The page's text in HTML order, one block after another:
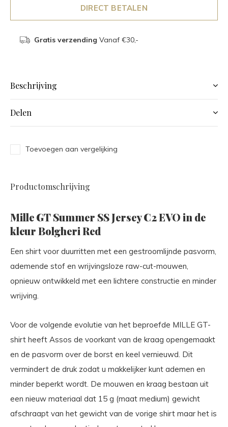
DIRECT BETALEN
Gratis verzending Vanaf €30,-
Beschrijving
Delen
Toevoegen aan vergelijking
Productomschrijving
Mille GT Summer SS Jersey C2 EVO in de
kleur Bolgheri Red
Een shirt voor duurritten met een gestroomlijnde pasvorm,
ademende stof en wrijvingsloze raw-cut-mouwen,
opnieuw ontwikkeld met een lichtere constructie en minder
wrijving.
Voor de volgende evolutie van het beproefde MILLE GT-
shirt heeft Assos de voorkant van de kraag opengemaakt
en de pasvorm over de borst en keel vernieuwd. Dit
vermindert de druk zodat u makkelijker kunt ademen en
minder beperkt wordt. De mouwen en kraag bestaan uit
een nieuw materiaal dat 15 g (maat medium) gewicht
afschraapt van het gewicht van de vorige shirt maar het is